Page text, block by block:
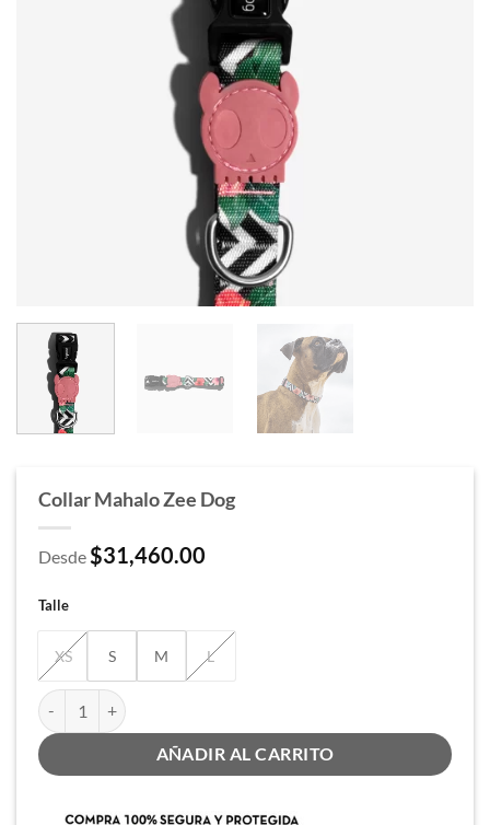
Collar Mahalo Zee Dog
Desde $31,460.00
Talle
XS S M L
Collar Mahalo Zee Dog cantidad
AÑADIR AL CARRITO